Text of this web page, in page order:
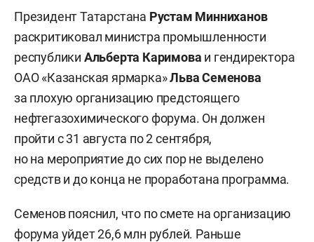
Президент Татарстана Рустам Минниханов
раскритиковал министра промышленности
республики Альберта Каримова и гендиректора
ОАО «Казанская ярмарка»Льва Семенова
за плохую организацию предстоящего
нефтегазохимического форума. Он должен
пройти с 31 августа по 2 сентября,
но на мероприятие до сих пор не выделено
средств и до конца не проработана программа.
Семенов пояснил, что по смете на организацию
форума уйдет 26,6 млн рублей. Раньше